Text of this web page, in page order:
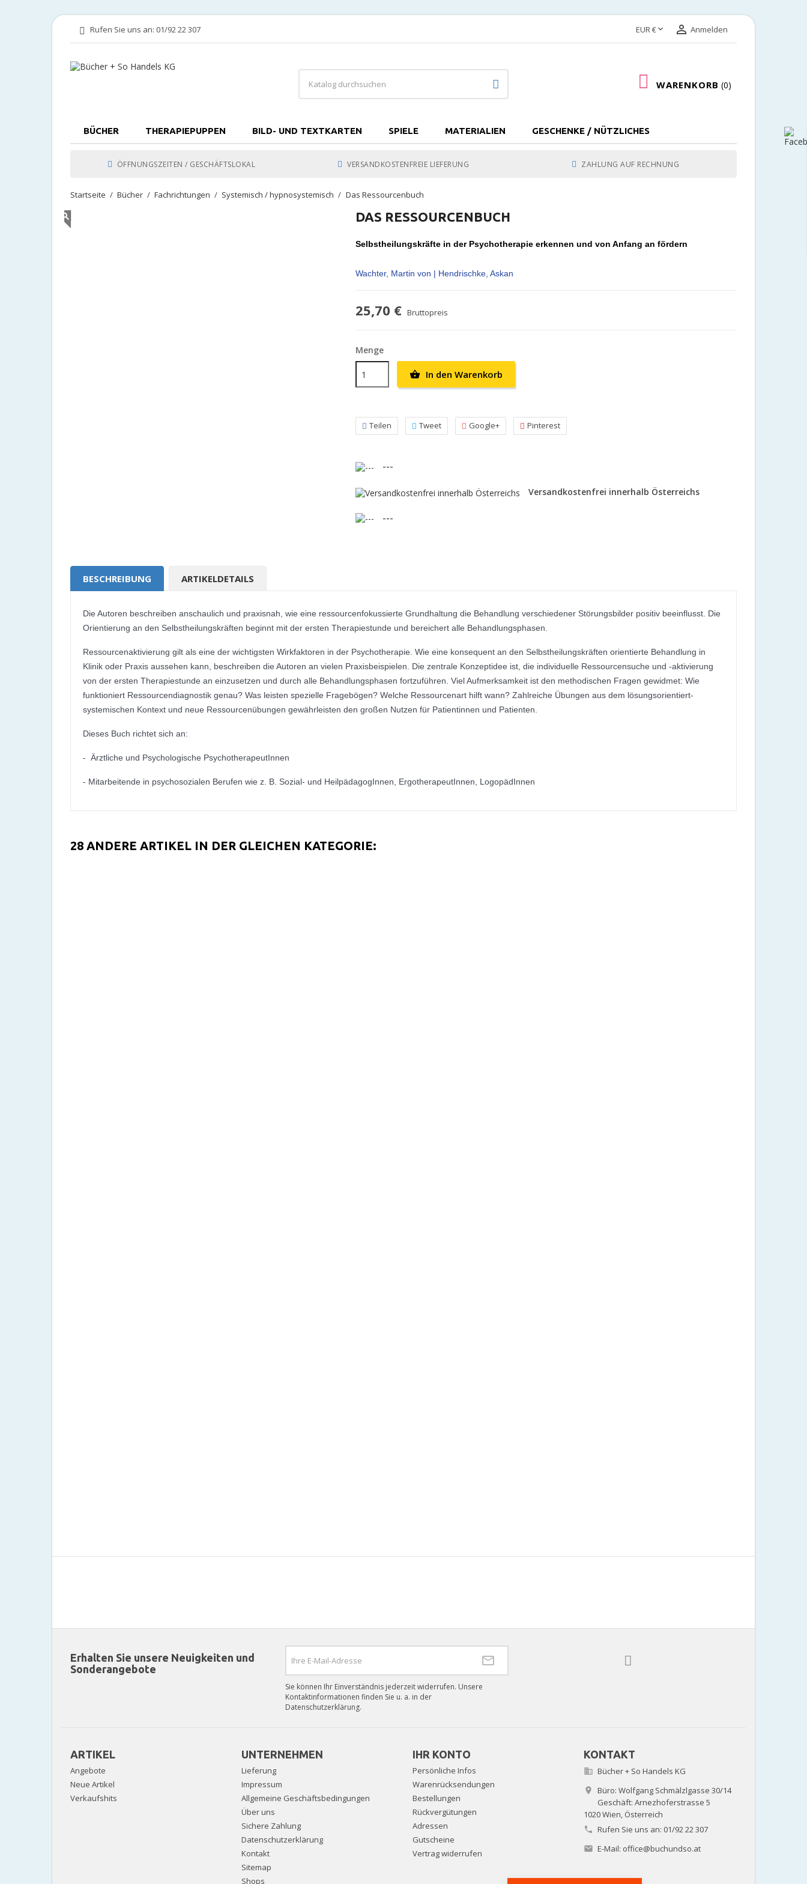
Rufen Sie uns an: 01/92 22 307 EUR €  Anmelden
WARENKORB 0
BÜCHER THERAPIEPUPPEN BILD- UND TEXTKARTEN SPIELE MATERIALIEN GESCHENKE / NÜTZLICHES
ÖFFNUNGSZEITEN / GESCHÄFTSLOKAL VERSANDKOSTENFREIE LIEFERUNG ZAHLUNG AUF RECHNUNG
Startseite Bücher Fachrichtungen Systemisch / hypnosystemisch Das Ressourcenbuch
DAS RESSOURCENBUCH
Selbstheilungskräfte in der Psychotherapie erkennen und von Anfang an fördern
Wachter, Martin von | Hendrischke, Askan
25,70 € Bruttopreis
Menge
 In den Warenkorb
Teilen Tweet Google+ Pinterest
---
Versandkostenfrei innerhalb Österreichs
---
BESCHREIBUNG ARTIKELDETAILS
Die Autoren beschreiben anschaulich und praxisnah, wie eine ressourcenfokussierte Grundhaltung die Behandlung verschiedener Störungsbilder positiv beeinflusst. Die
Orientierung an den Selbstheilungskräften beginnt mit der ersten Therapiestunde und bereichert alle Behandlungsphasen.
Ressourcenaktivierung gilt als eine der wichtigsten Wirkfaktoren in der Psychotherapie. Wie eine konsequent an den Selbstheilungskräften orientierte Behandlung in
Klinik oder Praxis aussehen kann, beschreiben die Autoren an vielen Praxisbeispielen. Die zentrale Konzeptidee ist, die individuelle Ressourcensuche und -aktivierung
von der ersten Therapiestunde an einzusetzen und durch alle Behandlungsphasen fortzuführen. Viel Aufmerksamkeit ist den methodischen Fragen gewidmet: Wie
funktioniert Ressourcendiagnostik genau? Was leisten spezielle Fragebögen? Welche Ressourcenart hilft wann? Zahlreiche Übungen aus dem lösungsorientiert-
systemischen Kontext und neue Ressourcenübungen gewährleisten den großen Nutzen für Patientinnen und Patienten.
Dieses Buch richtet sich an:
- Ärztliche und Psychologische PsychotherapeutInnen
- Mitarbeitende in psychosozialen Berufen wie z. B. Sozial- und HeilpädagogInnen, ErgotherapeutInnen, LogopädInnen
28 ANDERE ARTIKEL IN DER GLEICHEN KATEGORIE:
Erhalten Sie unsere Neuigkeiten und
Sonderangebote
Sie können Ihr Einverständnis jederzeit widerrufen. Unsere
Kontaktinformationen finden Sie u. a. in der
Datenschutzerklärung.
ARTIKEL
Angebote
Neue Artikel
Verkaufshits
UNTERNEHMEN
Lieferung
Impressum
Allgemeine Geschäftsbedingungen
Über uns
Sichere Zahlung
Datenschutzerklärung
Kontakt
Sitemap
Shops
IHR KONTO
Persönliche Infos
Warenrücksendungen
Bestellungen
Rückvergütungen
Adressen
Gutscheine
Vertrag widerrufen
KONTAKT
 Bücher + So Handels KG

Büro: Wolfgang Schmälzlgasse 30/14
Geschäft: Arnezhoferstrasse 5
1020 Wien, Österreich
 Rufen Sie uns an: 01/92 22 307
 E-Mail: office@buchundso.at